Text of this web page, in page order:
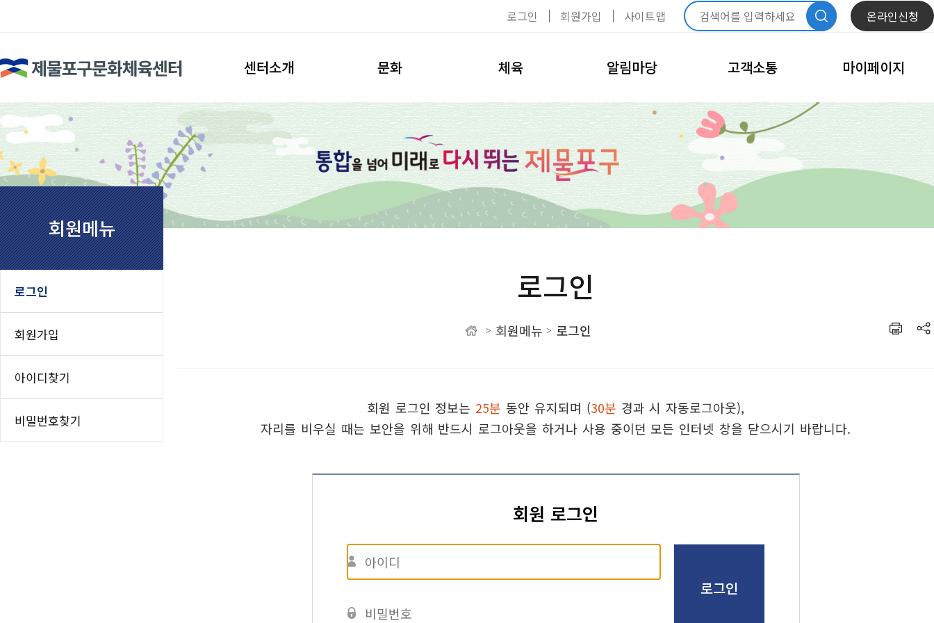
로그인 회원가입 사이트맵 온라인신청
센터소개
인사말
시설안내
조직도
찾아오시는길
문화
공연/전시
대관신청
환불안내
체육
이용수칙
탈의실
헬스장
수영장
강사소개
수강신청
알림마당
공지사항
자료실
채용공고
고객소통
자주묻는질문
문화
체육
이달의 일정
마이페이지
내정보관리
모바일회원카드
회원정보수정
비밀번호변경
수강신청내역
회원메뉴
로그인
회원가입
아이디찾기
비밀번호찾기
로그인
> 회원메뉴 > 로그인
회원 로그인 정보는 25분 동안 유지되며 (30분 경과 시 자동로그아웃),
자리를 비우실 때는 보안을 위해 반드시 로그아웃을 하거나 사용 중이던 모든 인터넷 창을 닫으시기 바랍니다.
회원 로그인
로그인